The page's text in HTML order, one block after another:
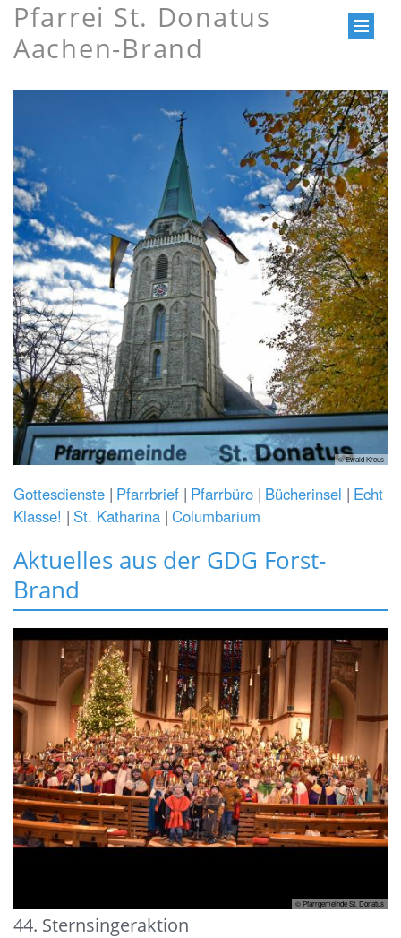
Pfarrei St. Donatus
Aachen-Brand
© Ewald Kreus
Gottesdienste Pfarrbrief Pfarrbüro Bücherinsel
Echt
Klasse!
St. Katharina Columbarium
Aktuelles aus der GDG Forst-
Brand
© Pfarrgemeinde St. Donatus
44. Sternsingeraktion